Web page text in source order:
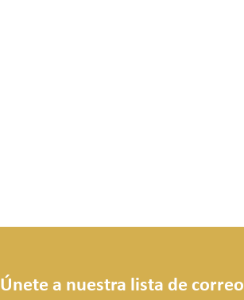
Únete a nuestra lista de correo